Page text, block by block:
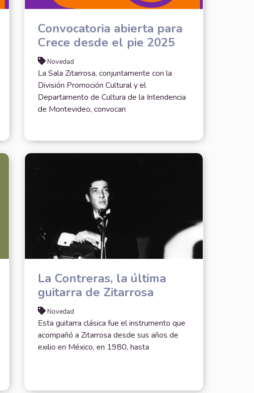
Convocatoria abierta para
Crece desde el pie 2025
Novedad
La Sala Zitarrosa, conjuntamente con la
División Promoción Cultural y el
Departamento de Cultura de la Intendencia
de Montevideo, convocan
La Contreras, la última
guitarra de Zitarrosa
Novedad
Esta guitarra clásica fue el instrumento que
acompañó a Zitarrosa desde sus años de
exilio en México, en 1980, hasta